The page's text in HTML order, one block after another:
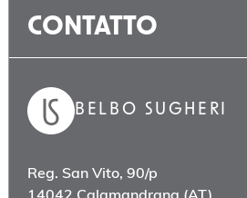
CONTATTO
BELBO SUGHERI
Reg. San Vito, 90/p